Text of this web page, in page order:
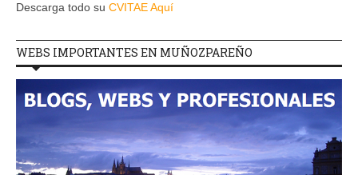
Descarga todo su CVITAE Aquí
WEBS IMPORTANTES EN MUÑOZPAREÑO